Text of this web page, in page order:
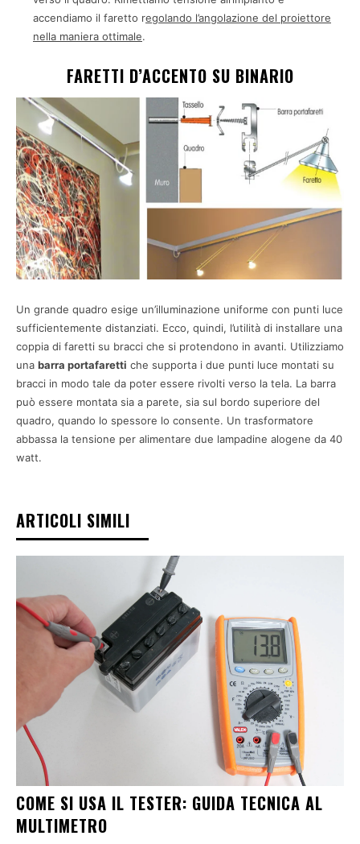
accendiamo il faretto regolando l’angolazione del proiettore
nella maniera ottimale.
FARETTI D’ACCENTO SU BINARIO
Un grande quadro esige un’illuminazione uniforme con punti luce
sufficientemente distanziati. Ecco, quindi, l’utilità di installare una
coppia di faretti su bracci che si protendono in avanti. Utilizziamo
una barra portafaretti che supporta i due punti luce montati su
bracci in modo tale da poter essere rivolti verso la tela. La barra
può essere montata sia a parete, sia sul bordo superiore del
quadro, quando lo spessore lo consente. Un trasformatore
abbassa la tensione per alimentare due lampadine alogene da 40
watt.
ARTICOLI SIMILI
COME SI USA IL TESTER: GUIDA TECNICA AL
MULTIMETRO